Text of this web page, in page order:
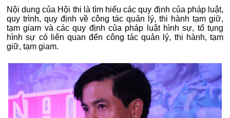
Nội dung của Hội thi là tìm hiểu các quy định của pháp luật,
quy trình, quy định về công tác quản lý, thi hành tạm giữ,
tạm giam và các quy định của pháp luật hình sự, tố tụng
hình sự có liên quan đến công tác quản lý, thi hành, tạm
giữ, tạm giam.